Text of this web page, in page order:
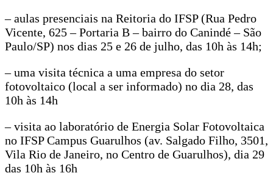
– aulas presenciais na Reitoria do IFSP (Rua Pedro
Vicente, 625 – Portaria B – bairro do Canindé – São
Paulo/SP) nos dias ⁠25 e 26 de julho, das 10h às 14h;
– uma visita técnica a uma empresa do setor
fotovoltaico (local a ser informado) no dia 28, das
10h às 14h
– visita ao laboratório de Energia Solar Fotovoltaica
no IFSP Campus Guarulhos (av. Salgado Filho, 3501,
Vila Rio de Janeiro, no Centro de Guarulhos), dia 29
das 10h às 16h